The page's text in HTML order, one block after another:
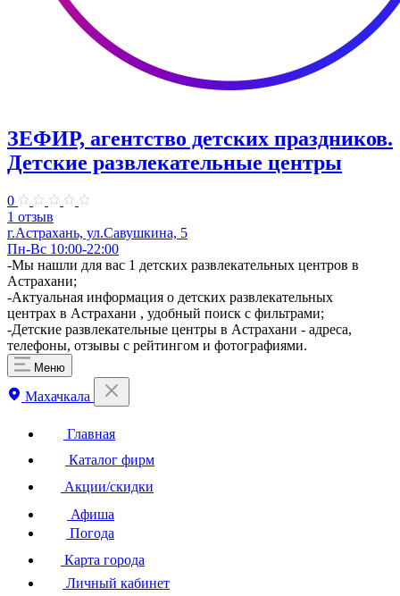
ЗЕФИР, агентство детских праздников.
Детские развлекательные центры
0
1 отзыв
г.Астрахань, ул.Савушкина, 5
Пн-Вс 10:00-22:00
-Мы нашли для вас 1 детских развлекательных центров в
Астрахани;
-Актуальная информация о детских развлекательных
центрах в Астрахани , удобный поиск с фильтрами;
-Детские развлекательные центры в Астрахани - адреса,
телефоны, отзывы с рейтингом и фотографиями.
Меню
Махачкала
Главная
Каталог фирм
Акции/скидки
Афиша
Погода
Карта города
Личный кабинет